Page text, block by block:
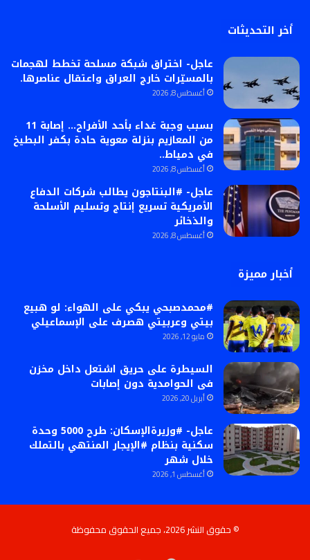
أخر التحديثات
عاجل- اختراق شبكة مسلحة تخطط لهجمات
بالمسيّرات خارج العراق واعتقال عناصرها.
أغسطس 8, 2026
بسبب وجبة غداء بأحد الأفراح… إصابة 11
من المعازيم بنزلة معوية حادة بكفر البطيخ
في دمياط..
أغسطس 8, 2026
عاجل- #البنتاجون يطالب شركات الدفاع
الأمريكية تسريع إنتاج وتسليم الأسلحة
والذخائر
أغسطس 8, 2026
أخبار مميزة
#محمدصبحي يبكي على الهواء: لو هبيع
بيتي وعربيتي هصرف على الإسماعيلي
مايو 12, 2026
السيطرة على حريق اشتعل داخل مخزن
فى الحوامدية دون إصابات
أبريل 20, 2026
عاجل- #وزيرةالإسكان: طرح 5000 وحدة
سكنية بنظام #الإيجار المنتهي بالتملك
خلال شهر
أغسطس 1, 2026
© حقوق النشر 2026، جميع الحقوق محفوظة